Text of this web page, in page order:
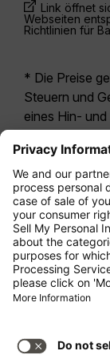
Link öffnet
Webseiten
Richtlinien für
* Die Preise
Steuern und
eines Hin-
Economy
sich i.d.R. um
Tarifoption.
für
Leistungen